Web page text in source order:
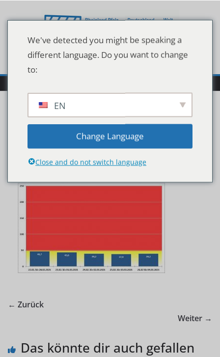
Inhalt
Wocheninzidenzwerte
Stand 04.03.2021
← Zurück
Weiter →
Das könnte dir auch gefallen
We've detected you might be speaking a
different language. Do you want to change
to:
EN
Change Language
Close and do not switch language